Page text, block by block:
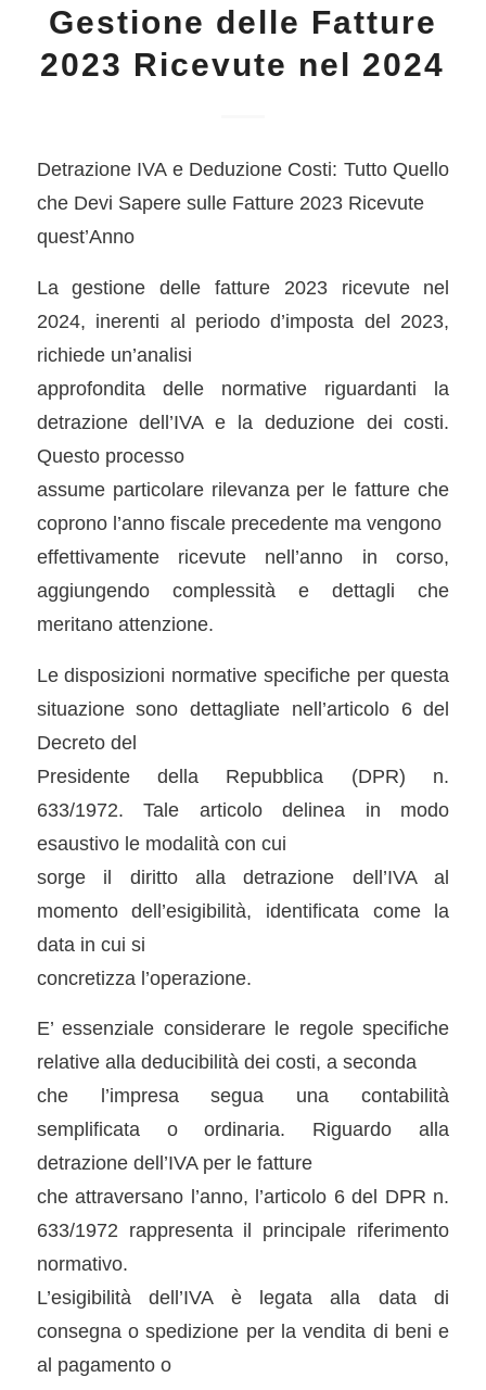
Gestione delle Fatture
2023 Ricevute nel 2024
Detrazione IVA e Deduzione Costi: Tutto Quello
che Devi Sapere sulle Fatture 2023 Ricevute
quest’Anno
La gestione delle fatture 2023 ricevute nel
2024, inerenti al periodo d’imposta del 2023,
richiede un’analisi
approfondita delle normative riguardanti la
detrazione dell’IVA e la deduzione dei costi.
Questo processo
assume particolare rilevanza per le fatture che
coprono l’anno fiscale precedente ma vengono
effettivamente ricevute nell’anno in corso,
aggiungendo complessità e dettagli che
meritano attenzione.
Le disposizioni normative specifiche per questa
situazione sono dettagliate nell’articolo 6 del
Decreto del
Presidente della Repubblica (DPR) n.
633/1972. Tale articolo delinea in modo
esaustivo le modalità con cui
sorge il diritto alla detrazione dell’IVA al
momento dell’esigibilità, identificata come la
data in cui si
concretizza l’operazione.
E’ essenziale considerare le regole specifiche
relative alla deducibilità dei costi, a seconda
che l’impresa segua una contabilità
semplificata o ordinaria. Riguardo alla
detrazione dell’IVA per le fatture
che attraversano l’anno, l’articolo 6 del DPR n.
633/1972 rappresenta il principale riferimento
normativo.
L’esigibilità dell’IVA è legata alla data di
consegna o spedizione per la vendita di beni e
al pagamento o